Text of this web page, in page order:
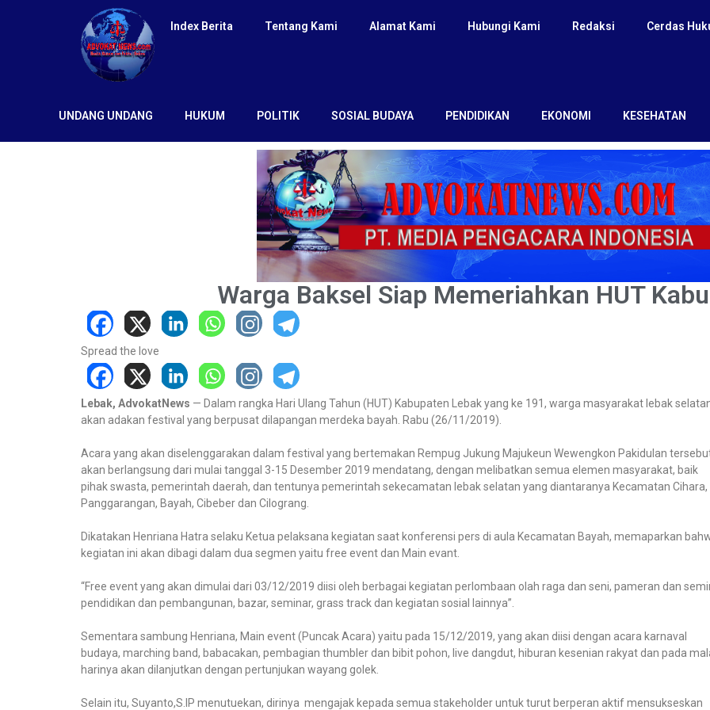
Index Berita Tentang Kami Alamat Kami Hubungi Kami Redaksi Cerdas
UNDANG UNDANG HUKUM POLITIK SOSIAL BUDAYA PENDIDIKAN EKONOMI KESEHATAN
Warga Baksel Siap Memeriahkan HUT
Spread the love
Lebak, AdvokatNews — Dalam rangka Hari Ulang Tahun (HUT) Kabupaten Lebak yang ke 191, warga masyarakat lebak
akan adakan festival yang berpusat dilapangan merdeka bayah. Rabu (26/11/2019).
Acara yang akan diselenggarakan dalam festival yang bertemakan Rempug Jukung Majukeun Wewengkon Pakidulan
akan berlangsung dari mulai tanggal 3-15 Desember 2019 mendatang, dengan melibatkan semua elemen masyarakat, baik
pihak swasta, pemerintah daerah, dan tentunya pemerintah sekecamatan lebak selatan yang diantaranya Kecamatan Cihara,
Panggarangan, Bayah, Cibeber dan Cilograng.
Dikatakan Henriana Hatra selaku Ketua pelaksana kegiatan saat konferensi pers di aula Kecamatan Bayah, memaparkan
kegiatan ini akan dibagi dalam dua segmen yaitu free event dan Main evant.
“Free event yang akan dimulai dari 03/12/2019 diisi oleh berbagai kegiatan perlombaan olah raga dan seni, pameran dan
pendidikan dan pembangunan, bazar, seminar, grass track dan kegiatan sosial lainnya”.
Sementara sambung Henriana, Main event (Puncak Acara) yaitu pada 15/12/2019, yang akan diisi dengan acara karnaval
budaya, marching band, babacakan, pembagian thumbler dan bibit pohon, live dangdut, hiburan kesenian rakyat dan pada
harinya akan dilanjutkan dengan pertunjukan wayang golek.
Selain itu, Suyanto,S.IP menutuekan, dirinya mengajak kepada semua stakeholder untuk turut berperan aktif mensukseskan